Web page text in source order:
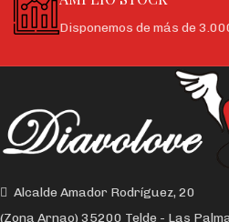
Disponemos de más de
Alcalde Amador Rodríguez, 20
(Zona Arnao) 35200 Telde - Las